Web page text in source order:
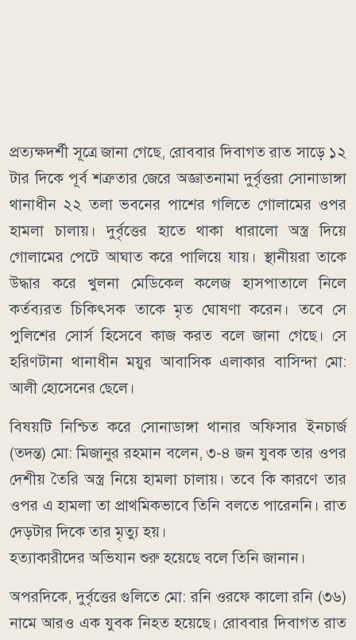
প্রত্যক্ষদর্শী সূত্রে জানা গেছে, রোববার দিবাগত রাত সাড়ে ১২
টার দিকে পূর্ব শত্রুতার জেরে অজ্ঞাতনামা দুর্বৃত্তরা সোনাডাঙ্গা
থানাধীন ২২ তলা ভবনের পাশের গলিতে গোলামের ওপর
হামলা চালায়। দুর্বৃত্তের হাতে থাকা ধারালো অস্ত্র দিয়ে
গোলামের পেটে আঘাত করে পালিয়ে যায়। স্থানীয়রা তাকে
উদ্ধার করে খুলনা মেডিকেল কলেজ হাসপাতালে নিলে
কর্তব্যরত চিকিৎসক তাকে মৃত ঘোষণা করেন। তবে সে
পুলিশের সোর্স হিসেবে কাজ করত বলে জানা গেছে। সে
হরিণটানা থানাধীন ময়ুর আবাসিক এলাকার বাসিন্দা মো:
আলী হোসেনের ছেলে।
বিষয়টি নিশ্চিত করে সোনাডাঙ্গা থানার অফিসার ইনচার্জ
(তদন্ত) মো: মিজানুর রহমান বলেন, ৩-৪ জন যুবক তার ওপর
দেশীয় তৈরি অস্ত্র নিয়ে হামলা চালায়। তবে কি কারণে তার
ওপর এ হামলা তা প্রাথমিকভাবে তিনি বলতে পারেননি। রাত
দেড়টার দিকে তার মৃত্যু হয়।
হত্যাকারীদের অভিযান শুরু হয়েছে বলে তিনি জানান।
অপরদিকে, দুর্বৃত্তের গুলিতে মো: রনি ওরফে কালো রনি (৩৬)
নামে আরও এক যুবক নিহত হয়েছে। রোববার দিবাগত রাত